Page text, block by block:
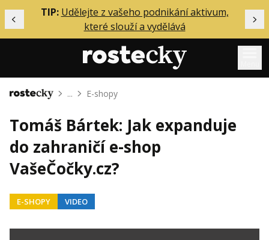
Předchozí
TIP: Udělejte z vašeho podnikání aktivum,
které slouží a vydělává
Mentoring
Podcasty
Solo
Akce
O mně
Domů ... E-shopy
Tomáš Bártek: Jak expanduje
do zahraničí e-shop
VašeČočky.cz?
E-SHOPY VIDEO